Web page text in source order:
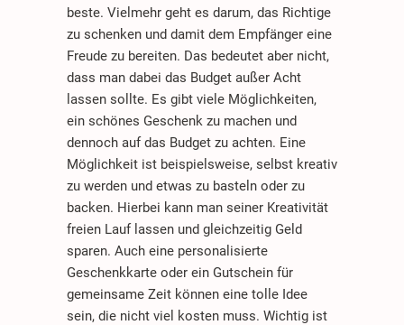
beste. Vielmehr geht es darum, das Richtige
zu schenken und damit dem Empfänger eine
Freude zu bereiten. Das bedeutet aber nicht,
dass man dabei das Budget außer Acht
lassen sollte. Es gibt viele Möglichkeiten,
ein schönes Geschenk zu machen und
dennoch auf das Budget zu achten. Eine
Möglichkeit ist beispielsweise, selbst kreativ
zu werden und etwas zu basteln oder zu
backen. Hierbei kann man seiner Kreativität
freien Lauf lassen und gleichzeitig Geld
sparen. Auch eine personalisierte
Geschenkkarte oder ein Gutschein für
gemeinsame Zeit können eine tolle Idee
sein, die nicht viel kosten muss. Wichtig ist